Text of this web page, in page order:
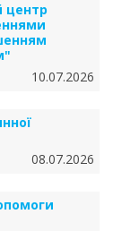
центр
10.07.2026
08.07.2026